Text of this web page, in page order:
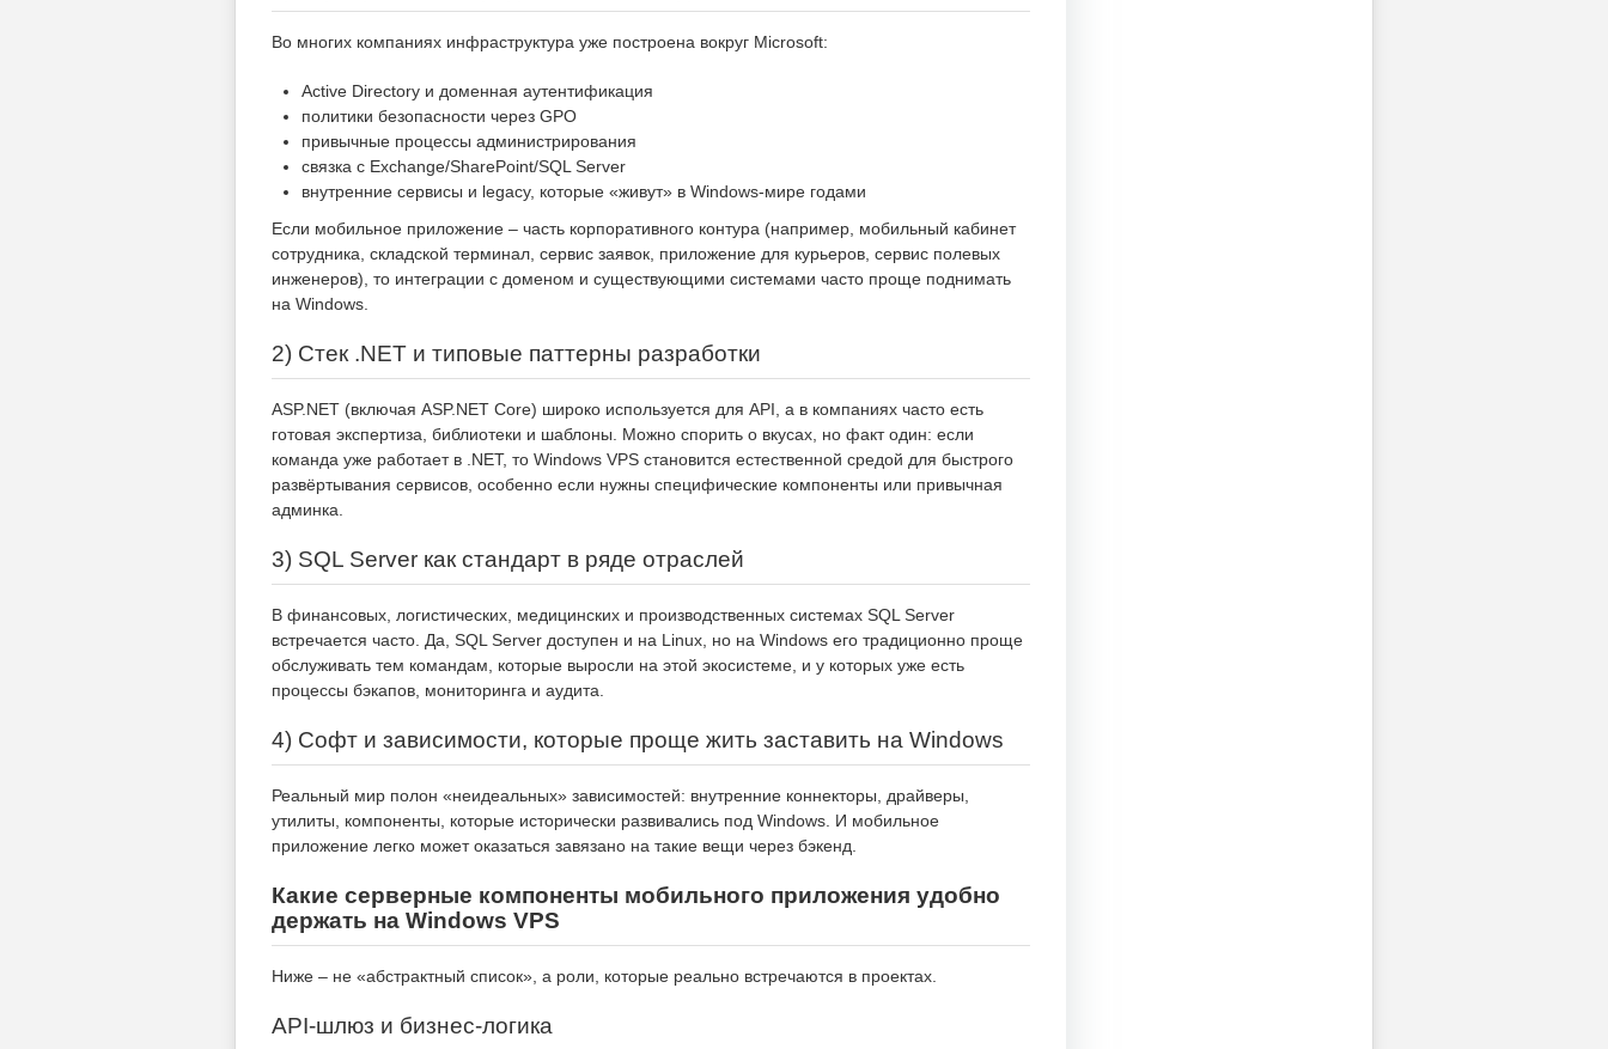
Во многих компаниях инфраструктура уже построена вокруг Microsoft:
Active Directory и доменная аутентификация
политики безопасности через GPO
привычные процессы администрирования
связка с Exchange/SharePoint/SQL Server
внутренние сервисы и legacy, которые «живут» в Windows-мире годами
Если мобильное приложение – часть корпоративного контура (например, мобильный кабинет
сотрудника, складской терминал, сервис заявок, приложение для курьеров, сервис полевых
инженеров), то интеграции с доменом и существующими системами часто проще поднимать
на Windows.
2) Стек .NET и типовые паттерны разработки
ASP.NET (включая ASP.NET Core) широко используется для API, а в компаниях часто есть
готовая экспертиза, библиотеки и шаблоны. Можно спорить о вкусах, но факт один: если
команда уже работает в .NET, то Windows VPS становится естественной средой для быстрого
развёртывания сервисов, особенно если нужны специфические компоненты или привычная
админка.
3) SQL Server как стандарт в ряде отраслей
В финансовых, логистических, медицинских и производственных системах SQL Server
встречается часто. Да, SQL Server доступен и на Linux, но на Windows его традиционно проще
обслуживать тем командам, которые выросли на этой экосистеме, и у которых уже есть
процессы бэкапов, мониторинга и аудита.
4) Софт и зависимости, которые проще жить заставить на Windows
Реальный мир полон «неидеальных» зависимостей: внутренние коннекторы, драйверы,
утилиты, компоненты, которые исторически развивались под Windows. И мобильное
приложение легко может оказаться завязано на такие вещи через бэкенд.
Какие серверные компоненты мобильного приложения удобно
держать на Windows VPS
Ниже – не «абстрактный список», а роли, которые реально встречаются в проектах.
API-шлюз и бизнес-логика